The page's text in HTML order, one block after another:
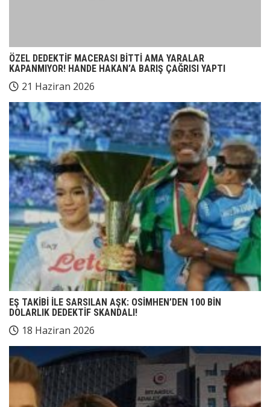
ÖZEL DEDEKTİF MACERASI BİTTİ AMA YARALAR
KAPANMIYOR! HANDE HAKAN’A BARIŞ ÇAĞRISI YAPTI
21 Haziran 2026
EŞ TAKİBİ İLE SARSILAN AŞK: OSİMHEN’DEN 100 BİN
DOLARLIK DEDEKTİF SKANDALI!
18 Haziran 2026